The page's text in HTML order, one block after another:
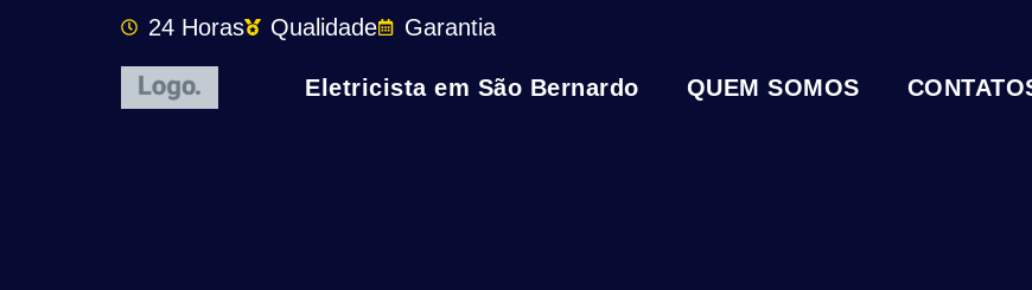
24 Horas Qualidade Garantia
Eletricista em São Bernardo QUEM SOMOS